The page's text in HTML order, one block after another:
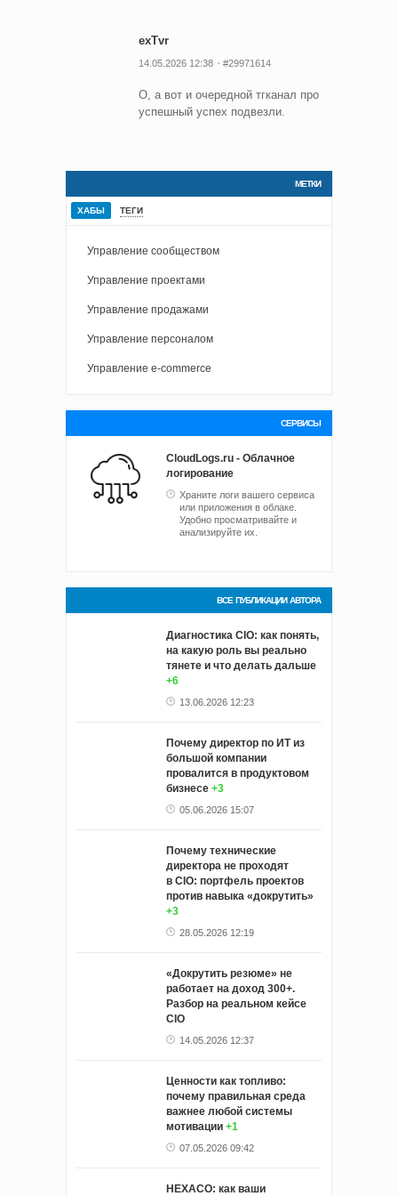
exTvr
14.05.2026 12:38 #29971614
О, а вот и очередной тгканал про
успешный успех подвезли.
МЕТКИ
ХАБЫ ТЕГИ
Управление сообществом
Управление проектами
Управление продажами
Управление персоналом
Управление e-commerce
СЕРВИСЫ
CloudLogs.ru - Облачное
логирование
Храните логи вашего сервиса
или приложения в облаке.
Удобно просматривайте и
анализируйте их.
ВСЕ ПУБЛИКАЦИИ АВТОРА
Диагностика CIO: как понять,
на какую роль вы реально
тянете и что делать дальше
+6
13.06.2026 12:23
Почему директор по ИТ из
большой компании
провалится в продуктовом
бизнесе +3
05.06.2026 15:07
Почему технические
директора не проходят
в CIO: портфель проектов
против навыка «докрутить»
+3
28.05.2026 12:19
«Докрутить резюме» не
работает на доход 300+.
Разбор на реальном кейсе
CIO
14.05.2026 12:37
Ценности как топливо:
почему правильная среда
важнее любой системы
мотивации +1
07.05.2026 09:42
HEXACO: как ваши